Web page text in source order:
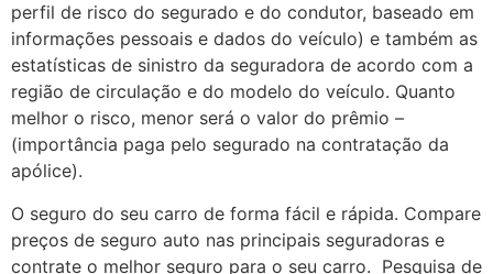
perfil de risco do segurado e do condutor, baseado em
informações pessoais e dados do veículo) e também as
estatísticas de sinistro da seguradora de acordo com a
região de circulação e do modelo do veículo. Quanto
melhor o risco, menor será o valor do prêmio –
(importância paga pelo segurado na contratação da
apólice).
O seguro do seu carro de forma fácil e rápida. Compare
preços de seguro auto nas principais seguradoras e
contrate o melhor seguro para o seu carro. Pesquisa de